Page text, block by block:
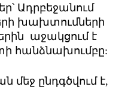
Ադրբեջանում
խախտումների
աջակցում է
հանձնախումբը:
մեջ ընդգծվում է,